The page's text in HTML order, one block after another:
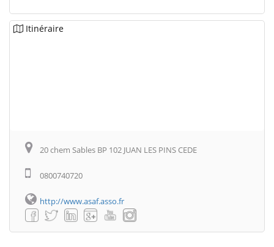
Itinéraire
20 chem Sables BP 102 JUAN LES PINS CEDE
0800740720
http://www.asaf.asso.fr